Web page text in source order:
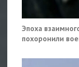
Эпоха
похоронили